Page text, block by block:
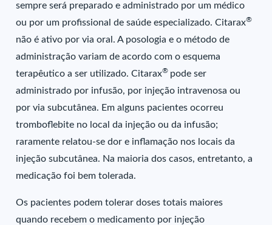
sempre será preparado e administrado por um médico
ou por um profissional de saúde especializado. Citarax®
não é ativo por via oral. A posologia e o método de
administração variam de acordo com o esquema
terapêutico a ser utilizado. Citarax® pode ser
administrado por infusão, por injeção intravenosa ou
por via subcutânea. Em alguns pacientes ocorreu
tromboflebite no local da injeção ou da infusão;
raramente relatou-se dor e inflamação nos locais da
injeção subcutânea. Na maioria dos casos, entretanto, a
medicação foi bem tolerada.
Os pacientes podem tolerar doses totais maiores
quando recebem o medicamento por injeção